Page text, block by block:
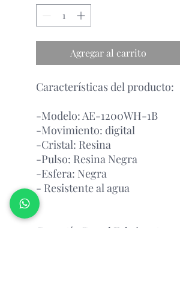
Agregar al carrito
Características del producto:
-Modelo: AE-1200WH-1B
-Movimiento: digital
-Cristal: Resina
-Pulso: Resina Negra
-Esfera: Negra
- Resistente al agua
Garantía Con el Fabricante.